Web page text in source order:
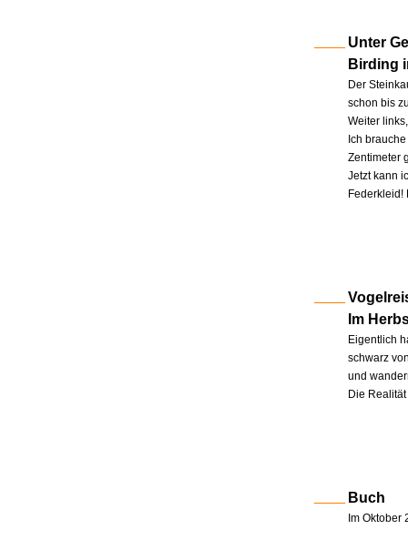
Unter
Birding
Der
schon bis
Weiter
Ich
Zentimeter
Jetzt kann
Im
Eigentlich
schwarz
und
Die
Buch
Im Oktober